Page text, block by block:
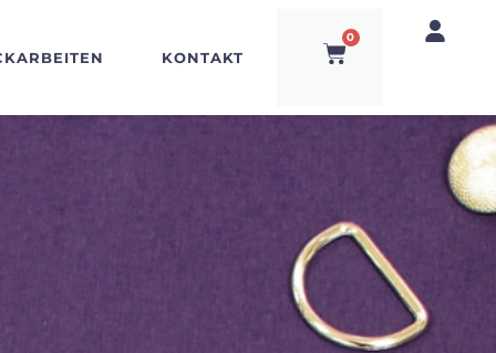
KONTAKT
0